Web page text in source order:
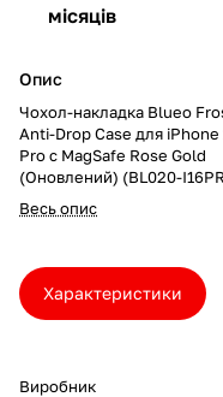
місяців
Опис
Чохол-накладка Blueo
Anti-Drop Case для iPhone
Pro с MagSafe Rose Gold
(Оновлений) (BL020-
Весь опис
Характеристики
Виробник